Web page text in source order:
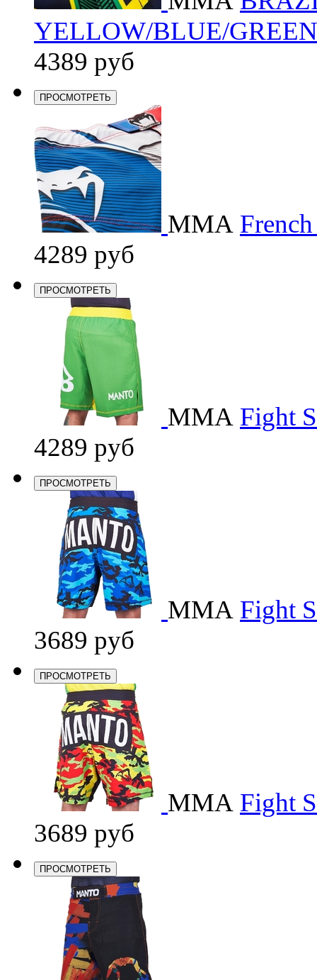
YELLOW/BLUE/GREEN
4389 руб
ПРОСМОТРЕТЬ
ММА
4289 руб
ПРОСМОТРЕТЬ
ММА Fight
4289 руб
ПРОСМОТРЕТЬ
ММА Fight
3689 руб
ПРОСМОТРЕТЬ
ММА Fight
3689 руб
ПРОСМОТРЕТЬ